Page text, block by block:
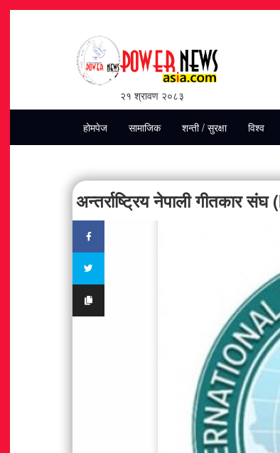
२१ श्रावण २०८३
होमपेज सामाजिक शन्ती / सुरक्षा विश्व
अन्तर्राष्ट्रिय नेपाली गीतकार
देविका बन्दनाको “रातो
Jul 30 31.1K views